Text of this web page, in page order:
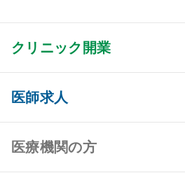
クリニック開業
クリニック開業 TOP
クリニック物件検索
医師求人
医師求人 TOP
常勤求人検索
医療機関の方